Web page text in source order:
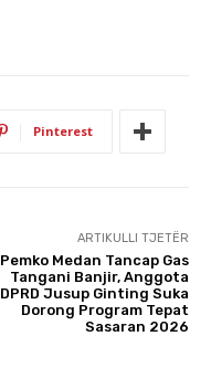
Pinterest
ARTIKULLI TJETËR
Pemko Medan Tancap Gas
Tangani Banjir, Anggota
DPRD Jusup Ginting Suka
Dorong Program Tepat
Sasaran 2026